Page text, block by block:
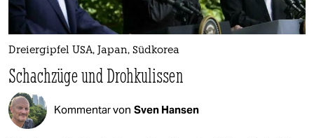
Dreiergipfel USA, Japan, Südkorea
Schachzüge und Drohkulissen
Kommentar von Sven Hansen